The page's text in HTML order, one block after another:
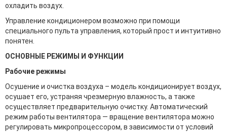
охладить воздух.
Управление кондиционером возможно при помощи
специального пульта управления, который прост и интуитивно
понятен.
ОСНОВНЫЕ РЕЖИМЫ И ФУНКЦИИ
Рабочие режимы
Осушение и очистка воздуха – модель кондиционирует воздух,
осушает его, устраняя чрезмерную влажность, а также
осуществляет предварительную очистку. Автоматический
режим работы вентилятора — вращение вентилятора можно
регулировать микропроцессором, в зависимости от условий